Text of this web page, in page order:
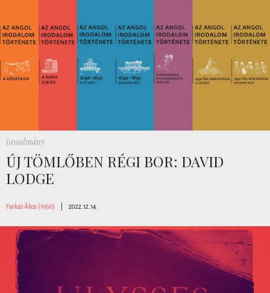
tanulmány
ÚJ TÖMLŐBEN RÉGI BOR: DAVID
LODGE
Farkas Ákos (1956) 2022.12.14.